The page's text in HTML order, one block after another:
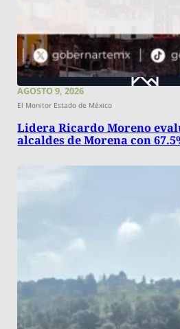
AGOSTO 9, 2026
El Monitor Estado de México
Lidera Ricardo Moreno
alcaldes de Morena con